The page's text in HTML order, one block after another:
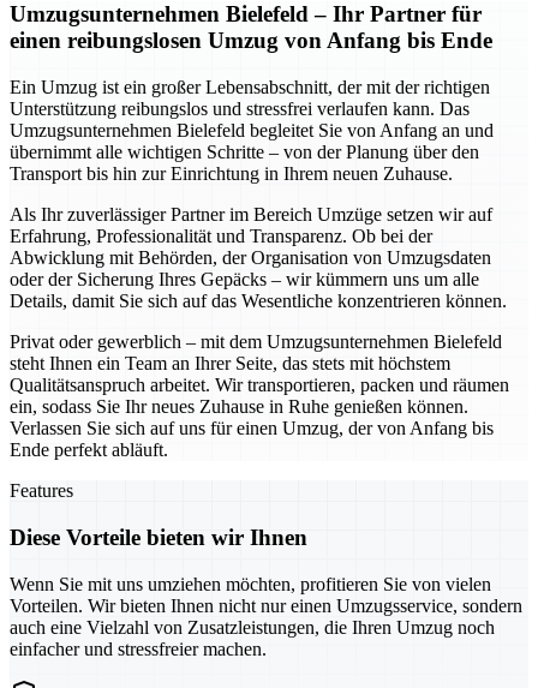
Umzugsunternehmen Bielefeld – Ihr Partner für
einen reibungslosen Umzug von Anfang bis Ende
Ein Umzug ist ein großer Lebensabschnitt, der mit der richtigen
Unterstützung reibungslos und stressfrei verlaufen kann. Das
Umzugsunternehmen Bielefeld begleitet Sie von Anfang an und
übernimmt alle wichtigen Schritte – von der Planung über den
Transport bis hin zur Einrichtung in Ihrem neuen Zuhause.
Als Ihr zuverlässiger Partner im Bereich Umzüge setzen wir auf
Erfahrung, Professionalität und Transparenz. Ob bei der
Abwicklung mit Behörden, der Organisation von Umzugsdaten
oder der Sicherung Ihres Gepäcks – wir kümmern uns um alle
Details, damit Sie sich auf das Wesentliche konzentrieren können.
Privat oder gewerblich – mit dem Umzugsunternehmen Bielefeld
steht Ihnen ein Team an Ihrer Seite, das stets mit höchstem
Qualitätsanspruch arbeitet. Wir transportieren, packen und räumen
ein, sodass Sie Ihr neues Zuhause in Ruhe genießen können.
Verlassen Sie sich auf uns für einen Umzug, der von Anfang bis
Ende perfekt abläuft.
Features
Diese Vorteile bieten wir Ihnen
Wenn Sie mit uns umziehen möchten, profitieren Sie von vielen
Vorteilen. Wir bieten Ihnen nicht nur einen Umzugsservice, sondern
auch eine Vielzahl von Zusatzleistungen, die Ihren Umzug noch
einfacher und stressfreier machen.